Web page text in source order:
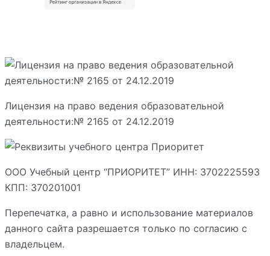
Лицензия на право ведения образовательной
деятельности:№ 2165 от 24.12.2019
ООО Учебный центр “ПРИОРИТЕТ” ИНН: 3702225593
КПП: 370201001
Перепечатка, а равно и использование материалов
данного сайта разрешается только по согласию с
владельцем.